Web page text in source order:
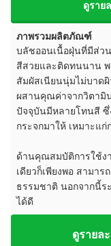
ดูราย
ภาพรวมผลิตภัณฑ์
บลัชออนเนื้อฝุ่นที่มีส่ว
สีสวยและติดทนนาน พ
สัมผัสเนียนนุ่มไม่บาด
ผสานคุณค่าจากวิตามิ
ปัจจุบันมีหลายโทนสี ซึ่
กระจกมาให้ เหมาะแก่
ด้านคุณสมบัติการใช้ง
เดียวก็เพียงพอ สามาร
ธรรมชาติ นอกจากนี้ร
ได้ดี
ดูรายล